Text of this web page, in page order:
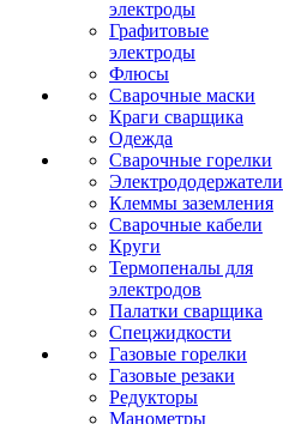
электроды
Графитовые
электроды
Флюсы
Сварочные маски
Краги сварщика
Одежда
Сварочные горелки
Электрододержатели
Клеммы заземления
Сварочные кабели
Круги
Термопеналы для
электродов
Палатки сварщика
Спецжидкости
Газовые горелки
Газовые резаки
Редукторы
Манометры